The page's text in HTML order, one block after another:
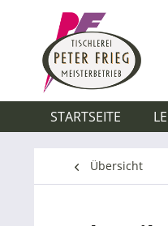
STARTSEITE
Übersicht